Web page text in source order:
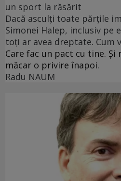
un sport la răsărit
Dacă asculți toate părțile
Simonei Halep, inclusiv pe
toți ar avea dreptate. Cum
Care fac un pact cu tine. Și
măcar o privire înapoi.
Radu NAUM